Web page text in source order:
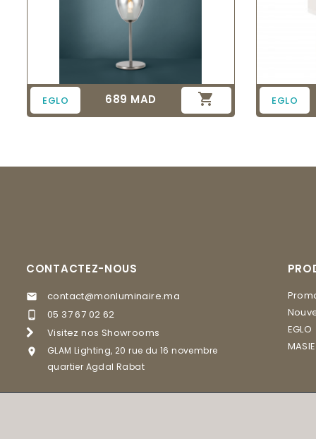
EGLO Prix
689 MAD  EGLO
CONTACTEZ-NOUS
 contact@monluminaire.ma

05 37 67 02 62
Visitez nos Showrooms

GLAM Lighting, 20 rue du 16 novembre
quartier Agdal Rabat
EGLO